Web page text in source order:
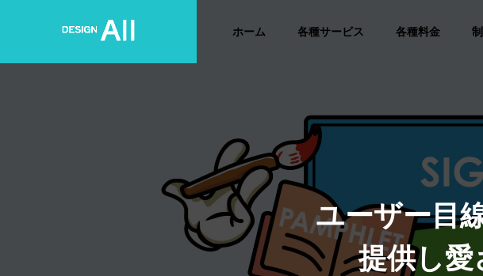
ホーム 各種サービス 各種料金
ユーザー目
提供し愛